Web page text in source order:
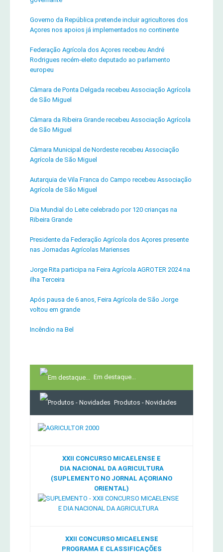
Governo da República pretende incluir agricultores dos
Açores nos apoios já implementados no continente
Federação Agrícola dos Açores recebeu André
Rodrigues recém-eleito deputado ao parlamento
europeu
Câmara de Ponta Delgada recebeu Associação Agrícola
de São Miguel
Câmara da Ribeira Grande recebeu Associação Agrícola
de São Miguel
Câmara Municipal de Nordeste recebeu Associação
Agrícola de São Miguel
Autarquia de Vila Franca do Campo recebeu Associação
Agrícola de São Miguel
Dia Mundial do Leite celebrado por 120 crianças na
Ribeira Grande
Presidente da Federação Agrícola dos Açores presente
nas Jornadas Agrícolas Marienses
Jorge Rita participa na Feira Agrícola AGROTER 2024 na
ilha Terceira
Após pausa de 6 anos, Feira Agrícola de São Jorge
voltou em grande
Incêndio na Bel
Em destaque...
Produtos - Novidades
XXII CONCURSO MICAELENSE E
DIA NACIONAL DA AGRICULTURA
(SUPLEMENTO NO JORNAL AÇORIANO
ORIENTAL)
XXII CONCURSO MICAELENSE
PROGRAMA E CLASSIFICAÇÕES